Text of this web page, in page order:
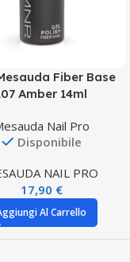
Fiber Base
Amber 14ml
Nail Pro
Disponibile
NAIL PRO
17,90 €
Al Carrello